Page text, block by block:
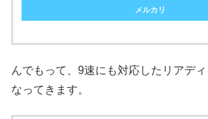
メルカリ
んでもって、9速にも対応したリアデ
なってきます。